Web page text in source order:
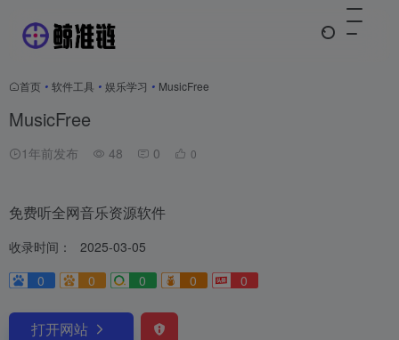
首页 • 软件工具 • 娱乐学习 • MusicFree
MusicFree
1年前发布 48 0 0
免费听全网音乐资源软件
收录时间：
2025-03-05
0
0 0 0 0
打开网站